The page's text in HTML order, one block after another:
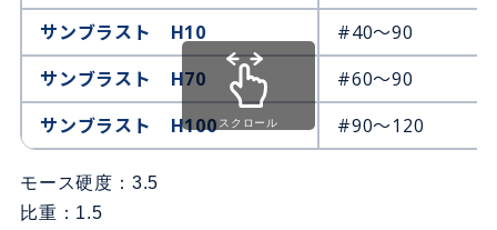
サンブラスト H10
#40～90
サンブラスト H70
#60～90
サンブラスト H100
#90～120
モース硬度：3.5
比重：1.5
スクロール